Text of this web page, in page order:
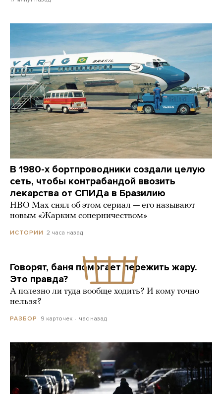
В 1980-х бортпроводники создали целую
сеть, чтобы контрабандой ввозить
лекарства от СПИДа в Бразилию
HBO Max снял об этом сериал — его называют
новым «Жарким соперничеством»
ИСТОРИИ 2 часа назад
Говорят, баня помогает пережить жару.
Это правда?
А полезно ли туда вообще ходить? И кому точно
нельзя?
РАЗБОР 9 карточек час назад